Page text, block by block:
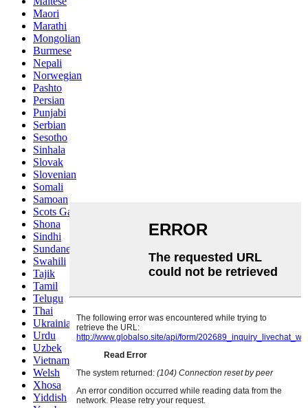
Maori
Marathi
Mongolian
Burmese
Nepali
Norwegian
Pashto
Persian
Punjabi
Serbian
Sesotho
Sinhala
Slovak
Slovenian
Somali
Samoan
Scots Gaelic
Shona
Sindhi
Sundanese
Swahili
Tajik
Tamil
Telugu
Thai
Ukrainian
Urdu
Uzbek
Vietnamese
Welsh
Xhosa
Yiddish